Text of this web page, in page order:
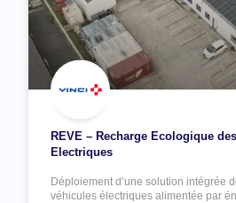
REVE – Recharge Ecologique
Electriques
Déploiement d’une solution intégrée
véhicules électriques alimentée par